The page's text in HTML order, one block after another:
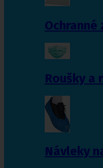
Roušky a
Návleky